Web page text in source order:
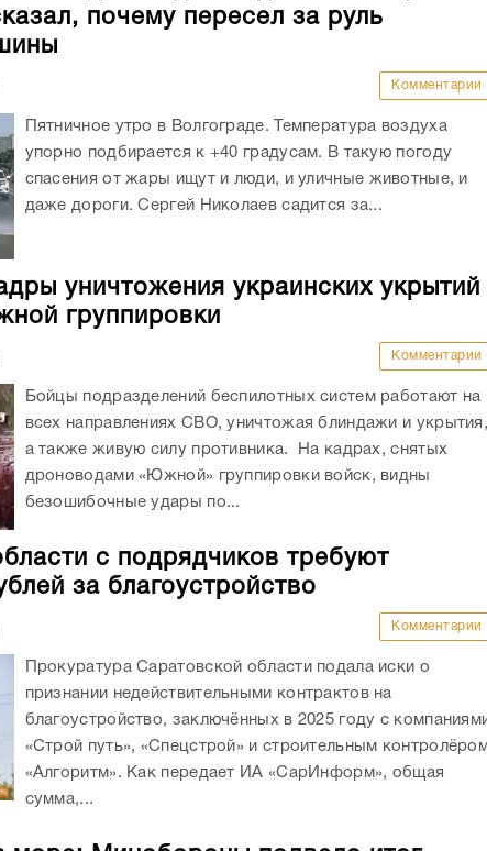
упорно подбирается к +40 градусам. В такую погоду
спасения от жары ищут и люди, и уличные животные, и
уничтожения украинских укрытий
группировки
всех направлениях СВО, уничтожая блиндажи и укрытия,
а также живую силу противника. На кадрах, снятых
дроноводами «Южной» группировки войск, видны
с подрядчиков требуют
за благоустройство
Комментарии
признании недействительными контрактов на
благоустройство, заключённых в 2025 году с компаниями
«Строй путь», «Спецстрой» и строительным контролёром
«Алгоритм». Как передает ИА «СарИнформ», общая
море: Минобороны подвело итог
ударов по целям на Украине
Комментарии
массированных и 12 групповых ударов высокоточным